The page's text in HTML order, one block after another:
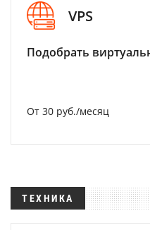
VPS
Подобрать
От 30 руб./месяц
ТЕХНИКА